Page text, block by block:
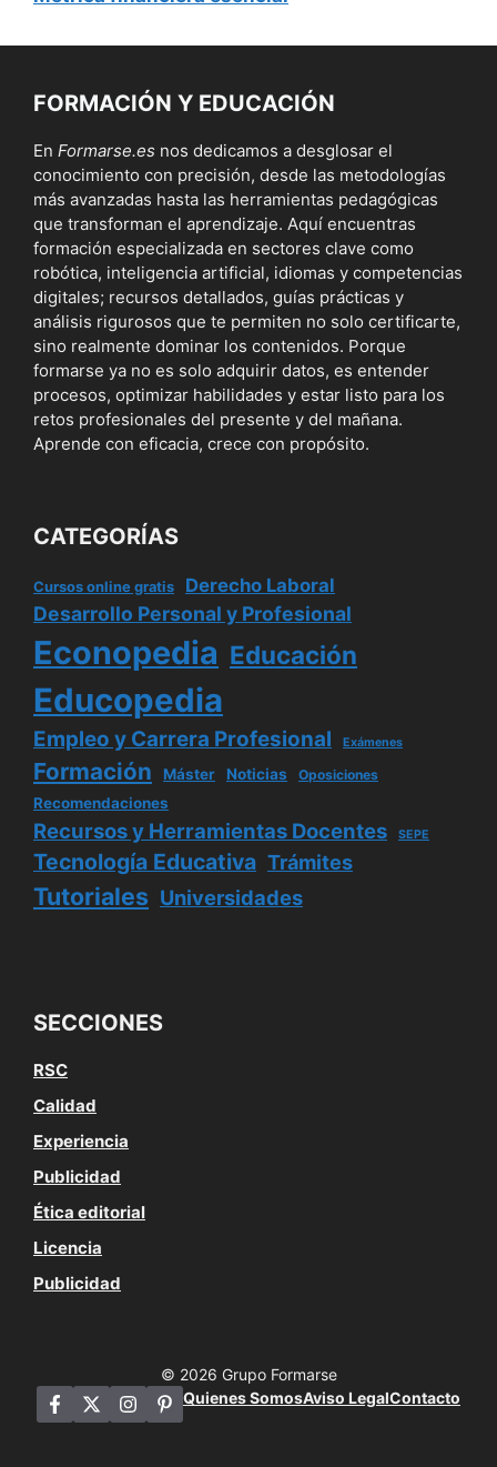
FORMACIÓN Y EDUCACIÓN
En Formarse.es nos dedicamos a desglosar el
conocimiento con precisión, desde las metodologías
más avanzadas hasta las herramientas pedagógicas
que transforman el aprendizaje. Aquí encuentras
formación especializada en sectores clave como
robótica, inteligencia artificial, idiomas y competencias
digitales; recursos detallados, guías prácticas y
análisis rigurosos que te permiten no solo certificarte,
sino realmente dominar los contenidos. Porque
formarse ya no es solo adquirir datos, es entender
procesos, optimizar habilidades y estar listo para los
retos profesionales del presente y del mañana.
Aprende con eficacia, crece con propósito.
CATEGORÍAS
Cursos online gratis Derecho Laboral
Desarrollo Personal y Profesional
Econopedia Educación
Educopedia
Empleo y Carrera Profesional Exámenes
Formación Máster Noticias Oposiciones
Recomendaciones
Recursos y Herramientas Docentes SEPE
Tecnología Educativa Trámites
Tutoriales Universidades
SECCIONES
RSC
Calidad
Experiencia
Publicidad
Ética editorial
Licencia
Publicidad
© 2026 Grupo Formarse
Quienes SomosAviso LegalContacto